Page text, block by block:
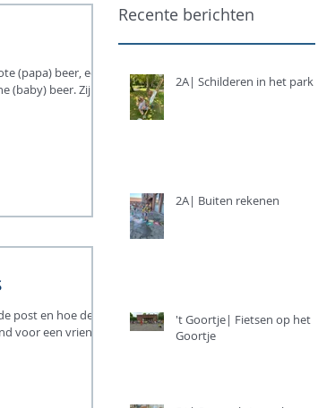
(papa) beer, een
(baby) beer. Zij
post en hoe deze
voor een vriendje
Recente berichten
2A| Schilderen in het park
2A| Buiten rekenen
't Goortje| Fietsen op het
Goortje